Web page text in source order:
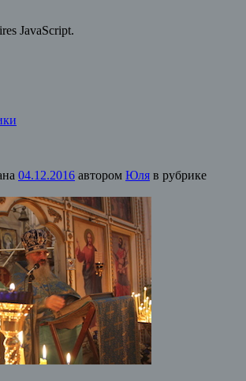
JavaScript.
04.12.2016 автором Юля в рубрике